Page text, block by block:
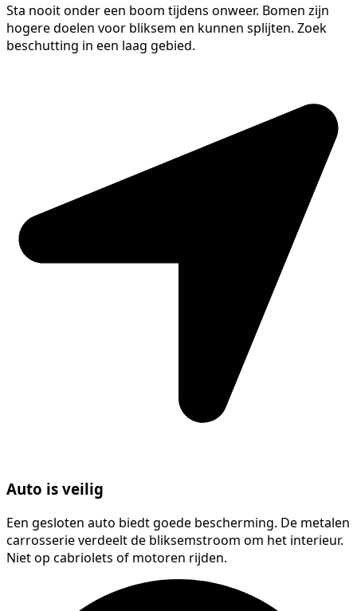
Sta nooit onder een boom tijdens onweer. Bomen zijn
hogere doelen voor bliksem en kunnen splijten. Zoek
beschutting in een laag gebied.
Auto is veilig
Een gesloten auto biedt goede bescherming. De metalen
carrosserie verdeelt de bliksemstroom om het interieur.
Niet op cabriolets of motoren rijden.